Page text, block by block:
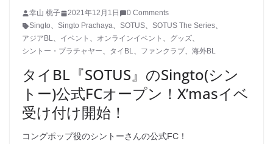
幸山 桃子 2021年12月1日
0 Comments
Singto、 Singto Prachaya、 SOTUS、 SOTUS The Series、
アジアBL、 イベント 、 オンラインイベント 、 グッズ、
シントー・プラチャヤー、 タイBL、 ファンクラブ、 海外BL
タイBL『SOTUS』のSingto(シン
トー)公式FCオープン！X’masイベ
受け付け開始！
コングポップ役のシントーさんの公式FC！